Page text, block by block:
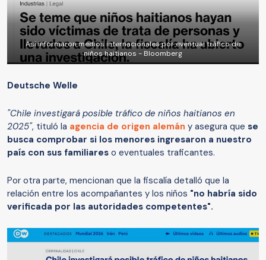
Así informaron medios internacionales por eventual tráfico de
niños haitianos - Bloomberg
Deutsche Welle
"Chile investigará posible tráfico de niños haitianos en
2025", tituló la agencia de origen alemán y asegura que se
busca comprobar si los menores ingresaron a nuestro
país con sus familiares o eventuales traficantes.
Por otra parte, mencionan que la fiscalía detalló que la
relación entre los acompañantes y los niños "no habría sido
verificada por las autoridades competentes".